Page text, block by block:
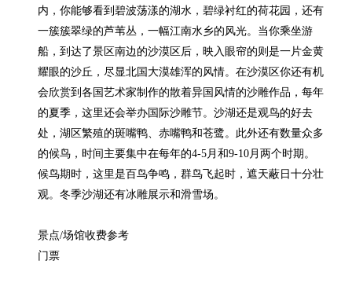
内，你能够看到碧波荡漾的湖水，碧绿衬红的荷花园，还有
一簇簇翠绿的芦苇丛，一幅江南水乡的风光。当你乘坐游
船，到达了景区南边的沙漠区后，映入眼帘的则是一片金黄
耀眼的沙丘，尽显北国大漠雄浑的风情。在沙漠区你还有机
会欣赏到各国艺术家制作的散着异国风情的沙雕作品，每年
的夏季，这里还会举办国际沙雕节。沙湖还是观鸟的好去
处，湖区繁殖的斑嘴鸭、赤嘴鸭和苍鹭。此外还有数量众多
的候鸟，时间主要集中在每年的4-5月和9-10月两个时期。
候鸟期时，这里是百鸟争鸣，群鸟飞起时，遮天蔽日十分壮
观。冬季沙湖还有冰雕展示和滑雪场。
景点/场馆收费参考
门票